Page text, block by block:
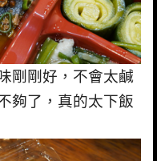
剛剛好，不會太鹹
夠了，真的太下飯